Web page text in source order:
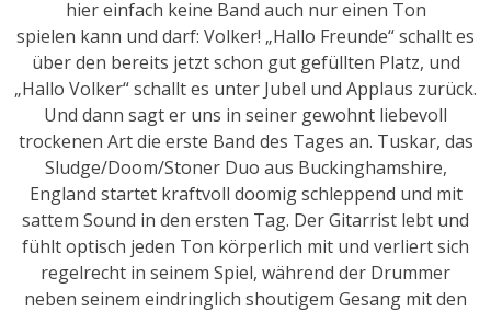
hier einfach keine Band auch nur einen Ton
spielen kann und darf: Volker! „Hallo Freunde“ schallt es
über den bereits jetzt schon gut gefüllten Platz, und
„Hallo Volker“ schallt es unter Jubel und Applaus zurück.
Und dann sagt er uns in seiner gewohnt liebevoll
trockenen Art die erste Band des Tages an. Tuskar, das
Sludge/Doom/Stoner Duo aus Buckinghamshire,
England startet kraftvoll doomig schleppend und mit
sattem Sound in den ersten Tag. Der Gitarrist lebt und
fühlt optisch jeden Ton körperlich mit und verliert sich
regelrecht in seinem Spiel, während der Drummer
neben seinem eindringlich shoutigem Gesang mit den